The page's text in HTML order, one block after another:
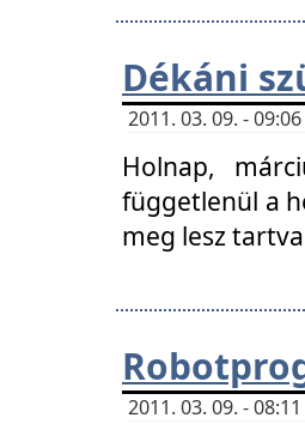
Dékáni
2011. 03. 09. -
Holnap,
függetlenül a
meg lesz
2011. 03. 09. -